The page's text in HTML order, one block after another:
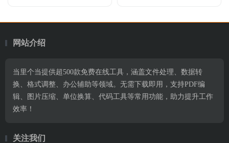
网站介绍
当里个当提供超500款免费在线工具，涵盖文件处理、数据转
换、格式调整、办公辅助等领域。无需下载即用，支持PDF编
辑、图片压缩、单位换算、代码工具等常用功能，助力提升工作
效率！
关注我们